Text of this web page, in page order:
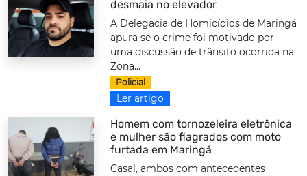
desmaia no elevador
A Delegacia de Homicídios de Maringá
apura se o crime foi motivado por
uma discussão de trânsito ocorrida na
Zona...
Policial
Ler artigo
Homem com tornozeleira eletrônica
e mulher são flagrados com moto
furtada em Maringá
Casal, ambos com antecedentes